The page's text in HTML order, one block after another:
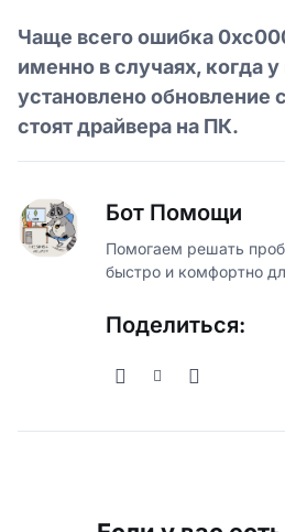
Чаще всего ошибка
именно в случаях, когда
установлено обновление
стоят драйвера на ПК.
Бот Помощи
Помогаем решать
быстро и комфортно
Поделиться: